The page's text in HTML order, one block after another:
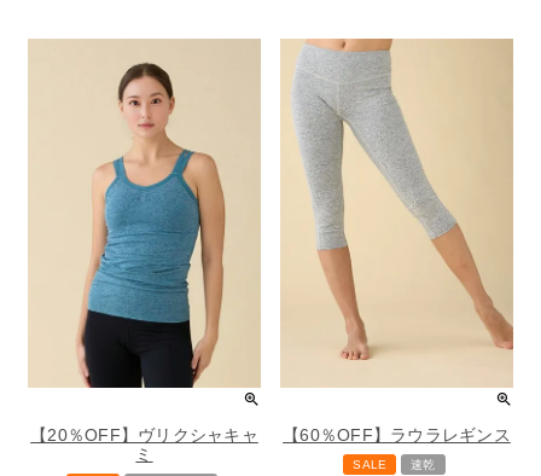
【20％OFF】ヴリクシャキャ
ミ
【60％OFF】ラウラレギンス
SALE 速乾